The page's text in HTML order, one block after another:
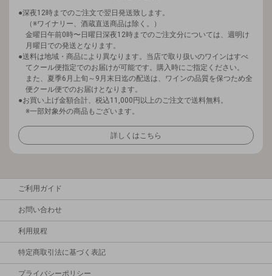
深夜12時までのご注文で翌日発送致します。
（※ワイナリー、酒蔵直送商品は除く。）
金曜日午前0時〜日曜日深夜12時までのご注文分については、週明け
月曜日での発送となります。
送料は地域・商品により異なります。当店で取り扱いのワインはすべ
てクール便指定でのお届けが可能です。購入時にご指定ください。
また、夏季6月上旬～9月末日迄の配送は、ワインの品質を保つため全
便クール便でのお届けとなります。
お買い上げ金額合計、税込11,000円以上のご注文で送料無料。
※一部対象外の商品もございます。
詳しくはこちら
ご利用ガイド
お問い合わせ
利用規程
特定商取引法に基づく表記
プライバシーポリシー